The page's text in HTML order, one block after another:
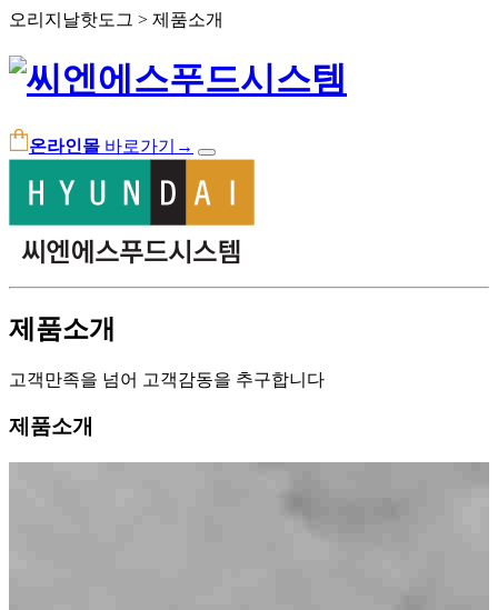
오리지날핫도그 > 제품소개
온라인몰 바로가기 →
제품소개
고객만족을 넘어 고객감동을 추구합니다
제품소개